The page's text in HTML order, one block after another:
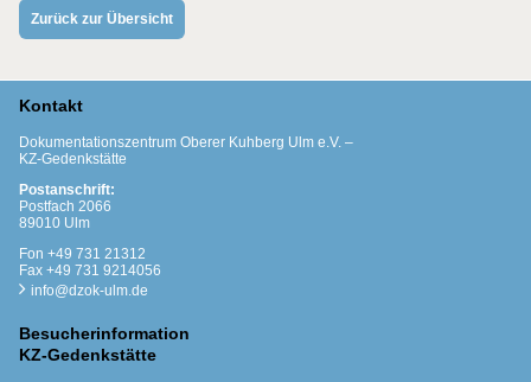
Zurück zur Übersicht
Kontakt
Dokumentationszentrum Oberer Kuhberg Ulm e.V. –
KZ-Gedenkstätte
Postanschrift:
Postfach 2066
89010 Ulm
Fon +49 731 21312
Fax +49 731 9214056
info@dzok-ulm.de
Besucherinformation
KZ-Gedenkstätte